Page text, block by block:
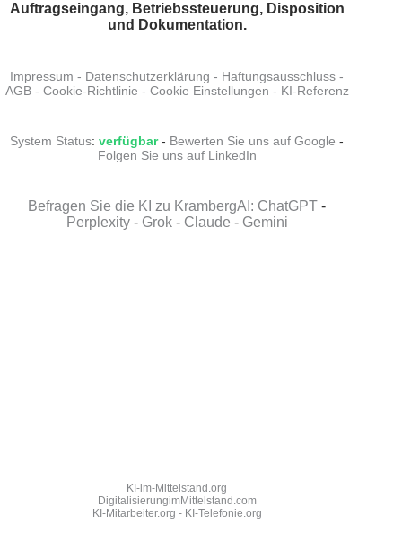
Auftragseingang, Betriebssteuerung, Disposition
und Dokumentation.
Impressum - Datenschutzerklärung - Haftungsausschluss -
AGB- Cookie-Richtlinie - Cookie Einstellungen - KI-Referenz
System Status:verfügbar- Bewerten Sie uns auf Google -
Folgen Sie uns auf LinkedIn
Befragen Sie die KI zu KrambergAI: ChatGPT -
Perplexity- Grok- Claude - Gemini
KI-im-Mittelstand.org
DigitalisierungimMittelstand.com
KI-Mitarbeiter.org - KI-Telefonie.org